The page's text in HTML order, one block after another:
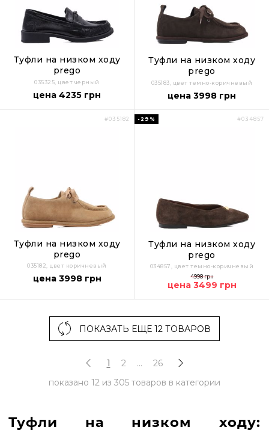
Туфли на низком ходу:
Туфли на низком ходу
prego
035325, цвет черный
цена 4235 грн
Туфли на низком ходу
prego
035183, цвет темно-коричневый
цена 3998 грн
#035182
Туфли на низком ходу
prego
035182, цвет коричневый
цена 3998 грн
#034857
-29%
Туфли на низком ходу
prego
034857, цвет темно-коричневый
4998 грн
цена 3499 грн
ПОКАЗАТЬ ЕЩЕ 12 ТОВАРОВ
1 2 ...
26
показано 12 из 305 товаров в категории